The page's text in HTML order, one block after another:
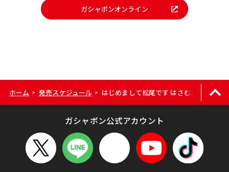
ガシャポンオンライン
ホーム > 発売スケジュール > はじめまして松尾です はさむんです。で
ガシャポン公式アカウント